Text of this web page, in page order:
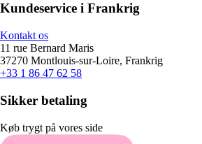
Kundeservice i Frankrig
Kontakt os
11 rue Bernard Maris
37270 Montlouis-sur-Loire, Frankrig
+33 1 86 47 62 58
Sikker betaling
Køb trygt på vores side